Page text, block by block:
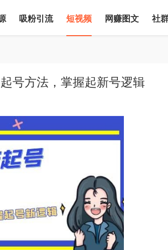
吸粉引流 短视频 网赚图文 社
号方法，掌握起新号逻辑